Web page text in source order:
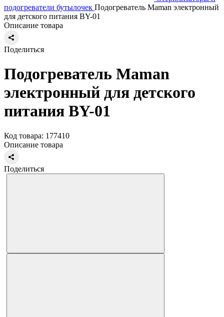
подогреватели бутылочек Подогреватель Maman электронный
для детского питания BY-01
Описание товара
Поделиться
Подогреватель Maman
электронный для детского
питания BY-01
Код товара: 177410
Описание товара
Поделиться